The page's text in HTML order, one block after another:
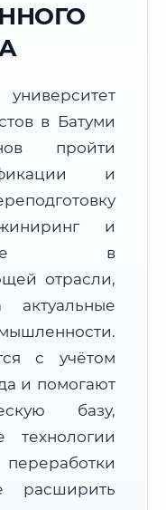
UTC+4
Дистанционно
дней
ФИС ФРДО
и просмотра
в Батуми
пройти
и
и
в
отрасли,
актуальные
с учётом
и помогают
базу,
технологии
расширить